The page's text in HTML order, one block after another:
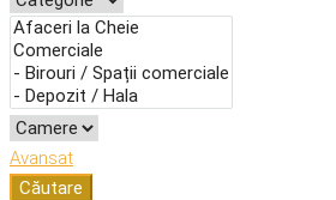
Avansat
Căutare